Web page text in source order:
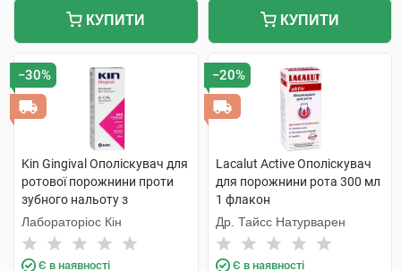
КУПИТИ КУПИТИ
−30%
Kin Gingival Ополіскувач для
ротової порожнини проти
зубного нальоту з
хлоргексидином 0,12% 250
мл 1 флакон
Лабораторіос Кін
Є в наявності
−20%
Lacalut Active Ополіскувач
для порожнини рота 300 мл
1 флакон
Др. Тайсс Натурварен
Є в наявності